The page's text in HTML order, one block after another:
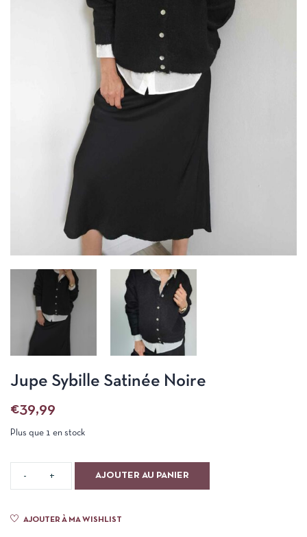
Jupe Sybille Satinée Noire
€39,99
Plus que 1 en stock
AJOUTER AU PANIER
AJOUTER À MA WISHLIST